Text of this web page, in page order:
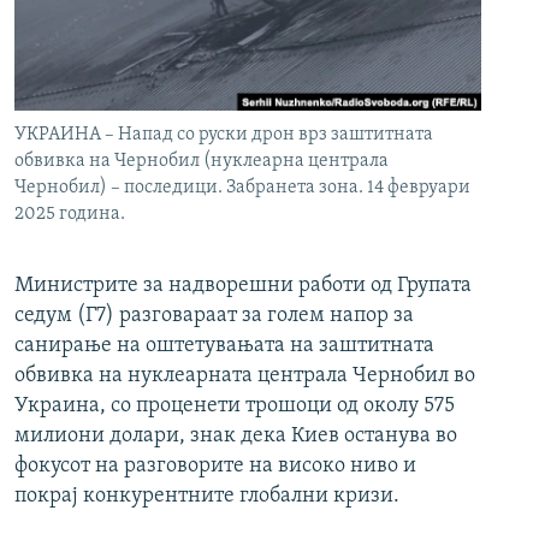
УКРАИНА – Напад со руски дрон врз заштитната
обвивка на Чернобил (нуклеарна централа
Чернобил) – последици. Забранета зона. 14 февруари
2025 година.
Министрите за надворешни работи од Групата
седум (Г7) разговараат за голем напор за
санирање на оштетувањата на заштитната
обвивка на нуклеарната централа Чернобил во
Украина, со проценети трошоци од околу 575
милиони долари, знак дека Киев останува во
фокусот на разговорите на високо ниво и
покрај конкурентните глобални кризи.